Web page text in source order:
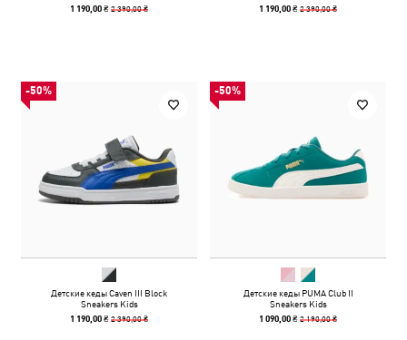
1 190,00 ₴2 390,00 ₴ 1 190,00 ₴2 390,00 ₴
-50%
Детские кеды Caven III Block
Sneakers Kids
1 190,00 ₴2 390,00 ₴
-50%
Детские кеды PUMA Club II
Sneakers Kids
1 090,00 ₴2 190,00 ₴